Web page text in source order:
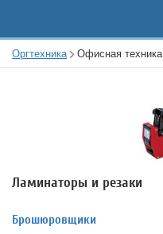
Оргтехника Офисная техника
Ламинаторы и резаки
Брошюровщики